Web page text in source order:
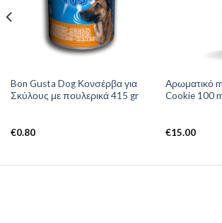
Bon Gusta Dog Κονσέρβα για
Σκύλους με πουλερικά 415 gr
€0.80
Αρωματικό
Cookie 100
€15.00